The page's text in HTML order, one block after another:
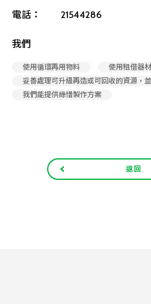
電話： 21544286
我們
使用循環再用物料
使用租借器
妥善處理可升級再造或可回收的資源，
我們能提供綠惜製作方案
返回